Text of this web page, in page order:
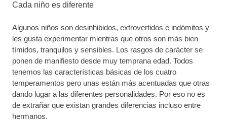
Cada niño es diferente
Algunos niños son desinhibidos, extrovertidos e indómitos y
les gusta experimentar mientras que otros son más bien
tímidos, tranquilos y sensibles. Los rasgos de carácter se
ponen de manifiesto desde muy temprana edad. Todos
tenemos las características básicas de los cuatro
temperamentos pero unas están más acentuadas que otras
dando lugar a las diferentes personalidades. Por eso no es
de extrañar que existan grandes diferencias incluso entre
hermanos.